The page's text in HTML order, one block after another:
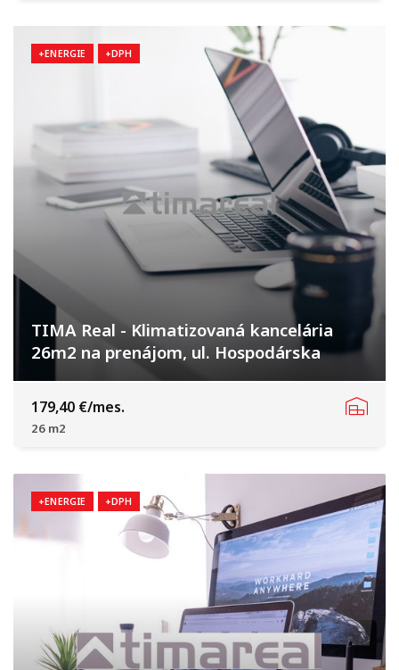
+ENERGIE +DPH
TIMA Real - Klimatizovaná kancelária
26m2 na prenájom, ul. Hospodárska
Hospodárska, Trnava
179,40 €/mes.
26 m2
+ENERGIE +DPH